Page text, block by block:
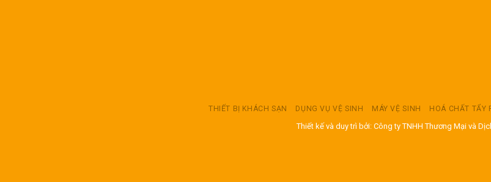
THIẾT BỊ KHÁCH SẠN DỤNG VỤ VỆ SINH MÁY VỆ SINH HOÁ CHẤT TẨY
Thiết kế và duy trì bởi: Công ty TNHH Thương Mại và